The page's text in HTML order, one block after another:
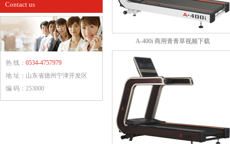
Contact us
热 线： 0534-4757979
地 址：山东省德州宁津开发区
编 码：253000
A-400i 商用青青草视频下载